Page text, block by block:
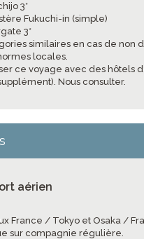
3*
Fukuchi-in (simple)
3*
similaires en cas de non
locales.
ce voyage avec des hôtels
Nous consulter.
aérien
France / Tokyo et Osaka /
sur compagnie régulière.